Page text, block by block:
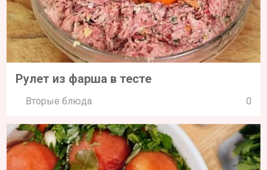
Рулет из фарша в тесте
Вторые блюда 0